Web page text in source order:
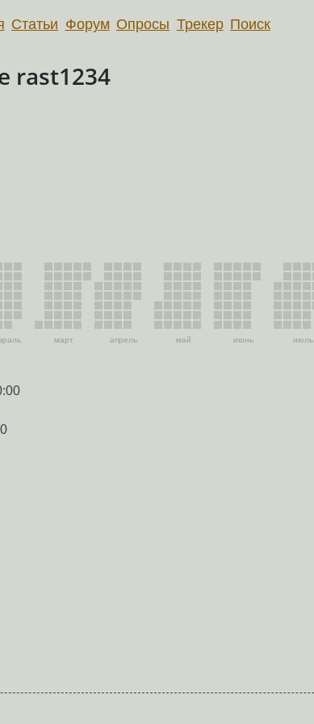
Статьи Форум Опросы Трекер Поиск
rast1234
март апрель май июнь июль